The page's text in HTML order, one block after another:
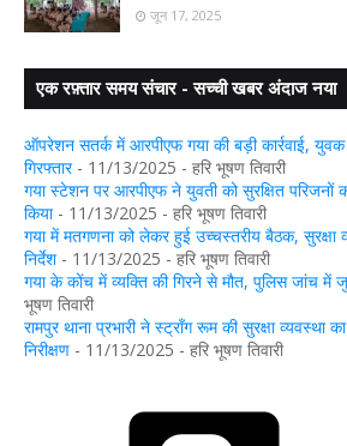
जून 17, 2025
एक रफ़्तार समय संचार - सच्ची खबर अंदाज नया
ऑपरेशन सतर्क में आरपीएफ गया की बड़ी कार्रवाई,
गिरफ्तार- 11/13/2025 - हरि भूषण तिवारी
गया स्टेशन पर आरपीएफ ने युवती को सुरक्षित परिजनों
किया- 11/13/2025 - हरि भूषण तिवारी
गया में मतगणना को लेकर हुई उच्चस्तरीय बैठक, सुरक्षा
निर्देश- 11/13/2025 - हरि भूषण तिवारी
गया के कोंच में व्यक्ति की गिरने से मौत, पुलिस जांच में
भूषण तिवारी
रामपुर थाना प्रभारी ने स्ट्रॉंग रूम की सुरक्षा व्यवस्था
निरीक्षण - 11/13/2025 - हरि भूषण तिवारी